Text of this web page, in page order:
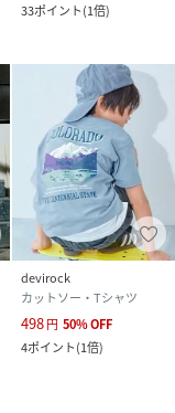
33ポイント(1倍)
devirock
カットソー・Tシャツ
498円 50%OFF
4ポイント(1倍)